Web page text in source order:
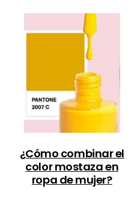
¿Cómo combinar el
color mostaza en
ropa de mujer?